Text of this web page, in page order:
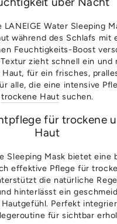
LANEIGE Water Sleeping
während des Schlafs mit
Feuchtigkeits-Boost
zieht schnell ein und
für ein frisches,
alle, die eine intensive
trockene Haut suchen.
für trockene
Haut
Sleeping Mask bietet eine
effektive Pflege für
die natürliche
hinterlässt ein
Hautgefühl. Perfekt
für sichtbar